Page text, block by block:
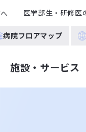
医学部生・研修医
病院フロアマップ
施設・サービス